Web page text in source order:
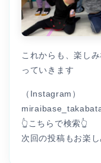
これからも、楽し
っていきます
（Instagram）
👆こちらで検索👆
次回の投稿もお楽